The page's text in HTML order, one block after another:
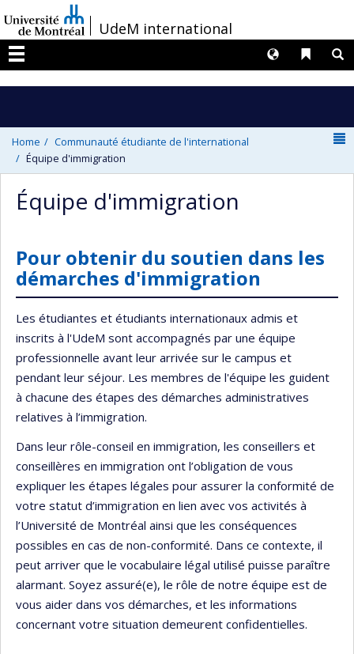
au
contenu
/UdeM international
Menu
Liens
Langues
Home
Communauté étudiante de l'international
Équipe d'immigration
Équipe d'immigration
Pour obtenir du soutien dans les
démarches d'immigration
Les étudiantes et étudiants internationaux admis et
inscrits à l'UdeM sont accompagnés par une équipe
professionnelle avant leur arrivée sur le campus et
pendant leur séjour. Les membres de l'équipe les guident
à chacune des étapes des démarches administratives
relatives à l’immigration.
Dans leur rôle-conseil en immigration, les conseillers et
conseillères en immigration ont l’obligation de vous
expliquer les étapes légales pour assurer la conformité de
votre statut d’immigration en lien avec vos activités à
l’Université de Montréal ainsi que les conséquences
possibles en cas de non-conformité. Dans ce contexte, il
peut arriver que le vocabulaire légal utilisé puisse paraître
alarmant. Soyez assuré(e), le rôle de notre équipe est de
vous aider dans vos démarches, et les informations
concernant votre situation demeurent confidentielles.